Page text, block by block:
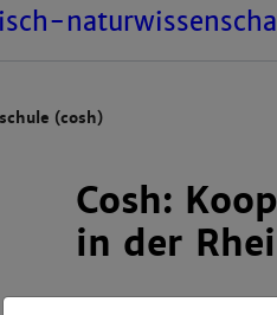
(cosh)
Cosh:
in der